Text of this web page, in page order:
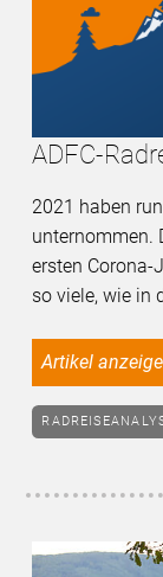
ADFC-
2021 haben
unternommen.
ersten
so viele, wie in
Artikel